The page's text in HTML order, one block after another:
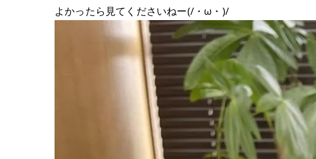
よかったら見てくださいねー(/・ω・)/